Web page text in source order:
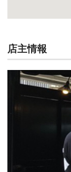
店主情報